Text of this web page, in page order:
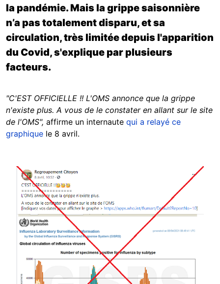
la pandémie. Mais la grippe saisonnière
n’a pas totalement disparu, et sa
circulation, très limitée depuis l'apparition
du Covid, s'explique par plusieurs
facteurs.
"C'EST OFFICIELLE !! L'OMS annonce que la grippe
n'existe plus. A vous de le constater en allant sur le site
de l'OMS", affirme un internaute qui a relayé ce
graphique le 8 avril.
Image